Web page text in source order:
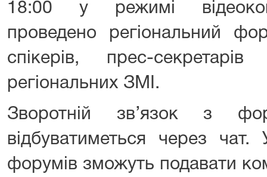
18:00 у режимі
проведено регіональний
спікерів, прес-секретарів
регіональних ЗМІ.
Зворотній зв’язок з
відбуватиметься через чат.
форумів зможуть подавати